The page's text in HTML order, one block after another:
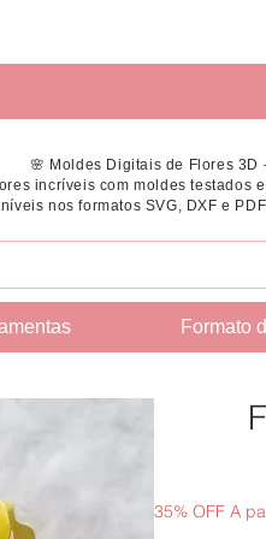
🌸 Moldes Digitais de Flores 3D
incríveis com moldes testados
nos formatos SVG, DXF e
Formato
35% OFF A